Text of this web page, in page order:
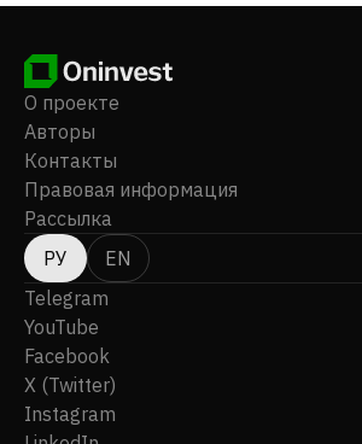
Zomato Limited была основана в
О проекте
Авторы
Контакты
Правовая информация
Рассылка
РУ
EN
Telegram
YouTube
Facebook
X (Twitter)
Instagram